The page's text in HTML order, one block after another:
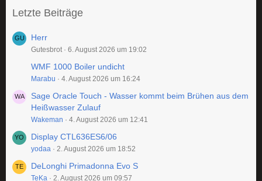
Letzte Beiträge
Herr
Gutesbrot 6. August 2026 um 19:02
WMF 1000 Boiler undicht
Marabu 4. August 2026 um 16:24
Sage Oracle Touch - Wasser kommt beim Brühen aus dem
Heißwasser Zulauf
Wakeman 4. August 2026 um 12:41
Display CTL636ES6/06
yodaa 2. August 2026 um 18:52
DeLonghi Primadonna Evo S
TeKa 2. August 2026 um 09:57